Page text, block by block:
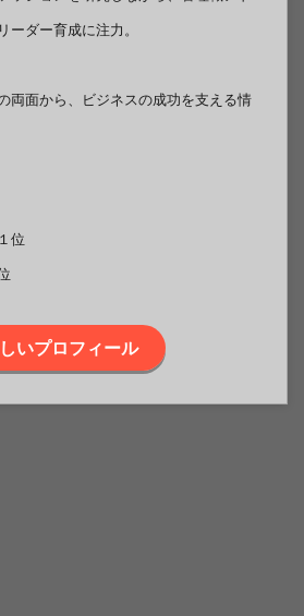
ーダー育成に注力。
両面から、ビジネスの成功を支える情
位
いプロフィール